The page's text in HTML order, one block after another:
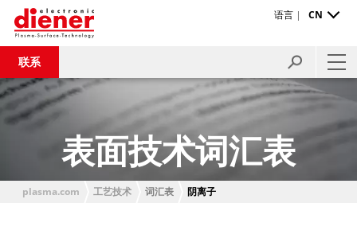
联系
语言 | CN
表面技术词汇表
plasma.com 工艺技术 词汇表 阴离子